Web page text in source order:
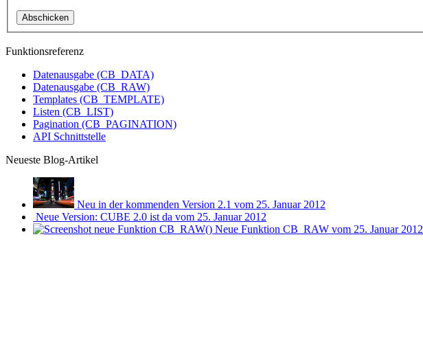
Funktionsreferenz
Datenausgabe (CB_DATA)
Datenausgabe (CB_RAW)
Templates (CB_TEMPLATE)
Listen (CB_LIST)
Pagination (CB_PAGINATION)
API Schnittstelle
Neueste Blog-Artikel
Neu in der kommenden Version 2.1 vom 25. Januar 2012
Neue Version: CUBE 2.0 ist da vom 25. Januar 2012
Neue Funktion CB_RAW vom 25. Januar 2012